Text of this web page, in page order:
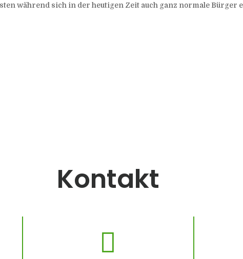
während sich in der heutigen Zeit auch ganz normale Bürger
Kontakt
